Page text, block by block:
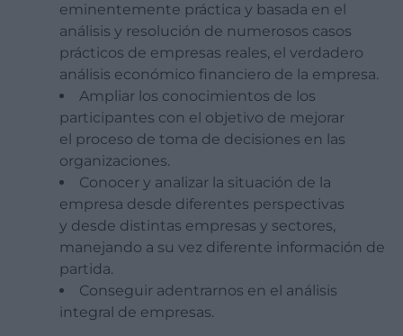
eminentemente práctica y basada en el
análisis y resolución de numerosos casos
prácticos de empresas reales, el verdadero
análisis económico financiero de la empresa.
Ampliar los conocimientos de los
participantes con el objetivo de mejorar
el proceso de toma de decisiones en las
organizaciones.
Conocer y analizar la situación de la
empresa desde diferentes perspectivas
y desde distintas empresas y sectores,
manejando a su vez diferente información de
partida.
Conseguir adentrarnos en el análisis
integral de empresas.